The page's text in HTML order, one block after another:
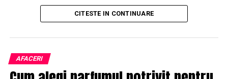
Un website modern trebuie să fie rapid, intuitiv și
adaptat tuturor dispozitivelor. Utilizatorii apreciază
experiență pozitivă contribuie la creșterea încrederii și
la îmbunătățirea ratelor de conversie.
CITESTE IN CONTINUARE
AFACERI